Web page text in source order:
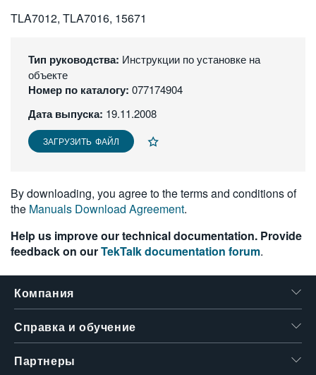
日本語
繁體中文
TLA7012, TLA7016, 15671
Тип руководства: Инструкции по установке на
объекте
Номер по каталогу: 077174904
Дата выпуска: 19.11.2008
ЗАГРУЗИТЬ ФАЙЛ
By downloading, you agree to the terms and conditions of
the Manuals Download Agreement.
Help us improve our technical documentation. Provide
feedback on ourTekTalk documentation forum.
Компания
Справка и обучение
Партнеры